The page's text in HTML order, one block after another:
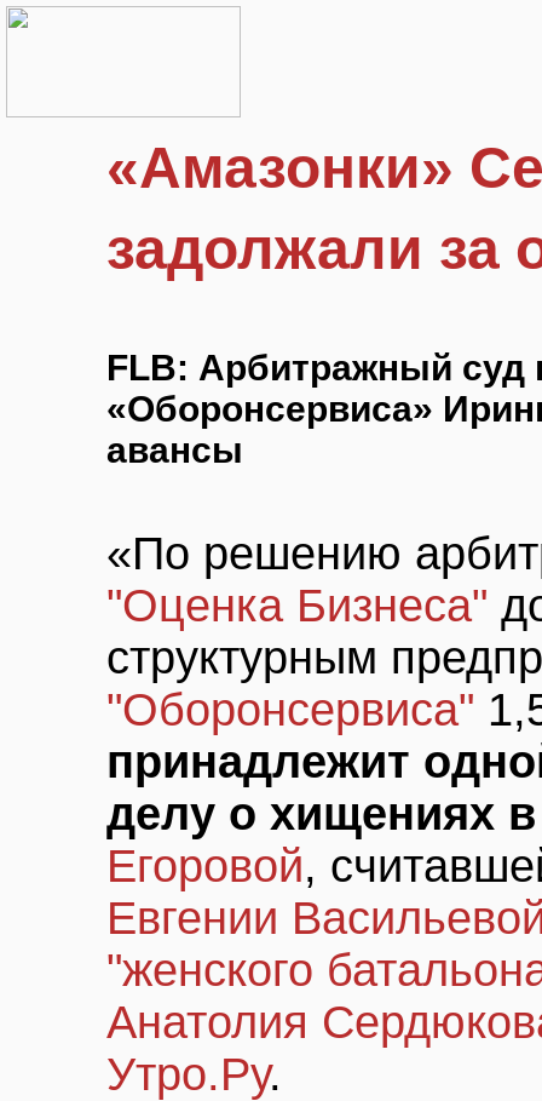
«Амазонки»
задолжали за
FLB: Арбитражный суд
«Оборонсервиса»
авансы
«По решению
"Оценка Бизнеса"
структурным
"Оборонсервиса"
принадлежит
делу о хищениях
Егоровой,
Евгении
"женского
Анатолия
Утро.Ру.